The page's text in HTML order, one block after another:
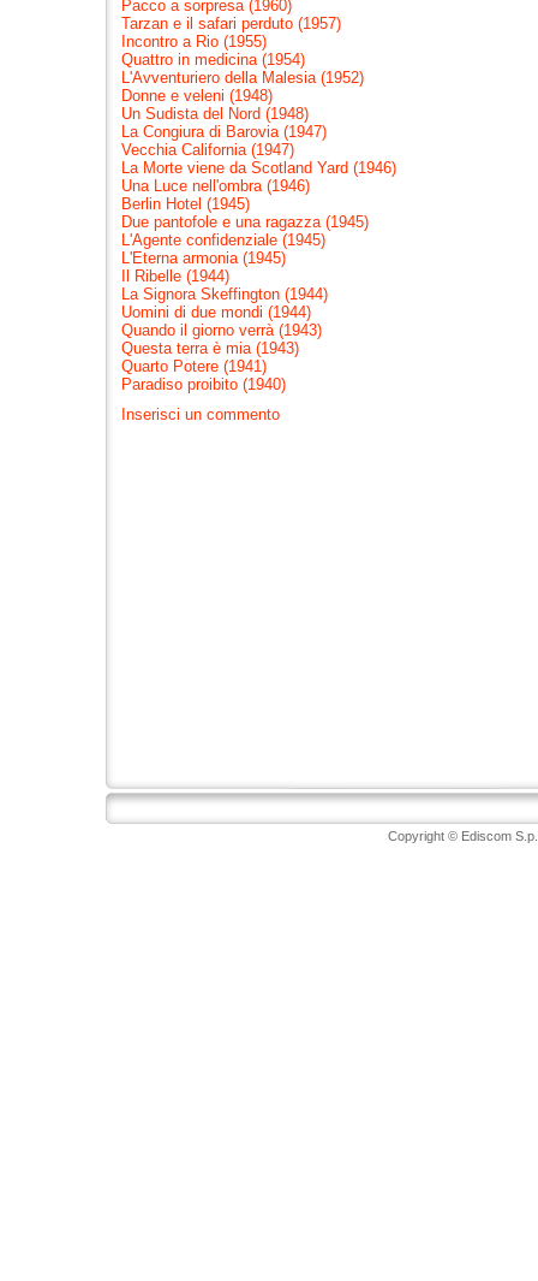
Pacco a sorpresa (1960)
Tarzan e il safari perduto (1957)
Incontro a Rio (1955)
Quattro in medicina (1954)
L'Avventuriero della Malesia (1952)
Donne e veleni (1948)
Un Sudista del Nord (1948)
La Congiura di Barovia (1947)
Vecchia California (1947)
La Morte viene da Scotland Yard (1946)
Una Luce nell'ombra (1946)
Berlin Hotel (1945)
Due pantofole e una ragazza (1945)
L'Agente confidenziale (1945)
L'Eterna armonia (1945)
Il Ribelle (1944)
La Signora Skeffington (1944)
Uomini di due mondi (1944)
Quando il giorno verrà (1943)
Questa terra è mia (1943)
Quarto Potere (1941)
Paradiso proibito (1940)
Inserisci un commento
Copyright © Ediscom